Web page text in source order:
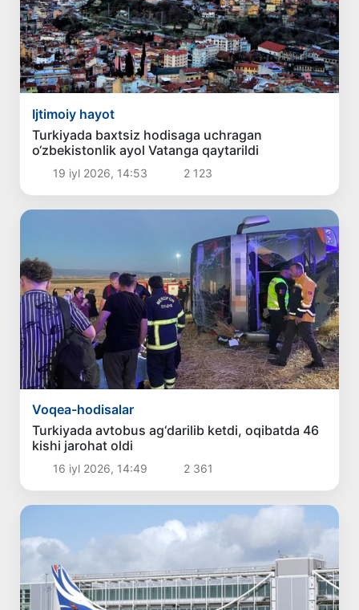
Ijtimoiy hayot
Turkiyada baxtsiz hodisaga uchragan
o‘zbekistonlik ayol Vatanga qaytarildi
19 iyl 2026, 14:53 2 123
Voqea-hodisalar
Turkiyada avtobus ag‘darilib ketdi, oqibatda 46
kishi jarohat oldi
16 iyl 2026, 14:49 2 361